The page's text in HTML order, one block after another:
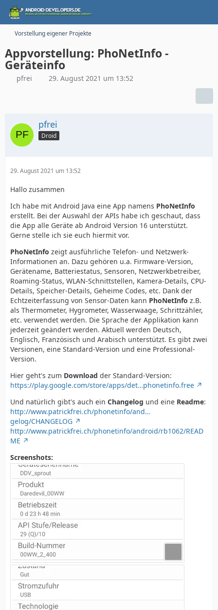
Vorstellung eigener Projekte
Appvorstellung: PhoNetInfo -
Geräteinfo
pfrei 29. August 2021 um 13:52
pfrei
Droid
29. August 2021 um 13:52
Hallo zusammen
Ich habe mit Android Java eine App namens PhoNetInfo
erstellt. Bei der Auswahl der APIs habe ich geschaut, dass
die App alle Geräte ab Android Version 16 unterstützt.
Gerne stelle ich sie euch hiermit vor.
PhoNetInfo zeigt ausführliche Telefon- und Netzwerk-
Informationen an. Dazu gehören u.a. Firmware-Version,
Gerätename, Batteriestatus, Sensoren, Netzwerkbetreiber,
Roaming-Status, WLAN-Schnittstellen, Kamera-Details, CPU-
Details, Speicher-Details, Geheime Codes, etc. Dank der
Echtzeiterfassung von Sensor-Daten kann PhoNetInfo z.B.
als Thermometer, Hygrometer, Wasserwaage, Schrittzähler,
etc. verwendet werden. Die Sprache der Applikation kann
jederzeit geändert werden. Aktuell werden Deutsch,
Englisch, Französisch und Arabisch unterstützt. Es gibt zwei
Versionen, eine Standard-Version und eine Professional-
Version.
Hier geht's zum Download der Standard-Version:
https://play.google.com/store/apps/det…phonetinfo.free
Und natürlich gibt's auch ein Changelog und eine Readme:
http://www.patrickfrei.ch/phonetinfo/and…
gelog/CHANGELOG
http://www.patrickfrei.ch/phonetinfo/android/rb1062/READ
ME
Screenshots: